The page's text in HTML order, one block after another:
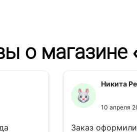
о магазине
Никита
10 апреля
Заказ